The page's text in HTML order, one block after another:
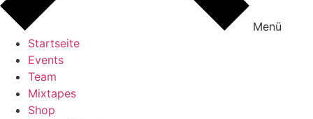
Menü
Startseite
Events
Team
Mixtapes
Shop